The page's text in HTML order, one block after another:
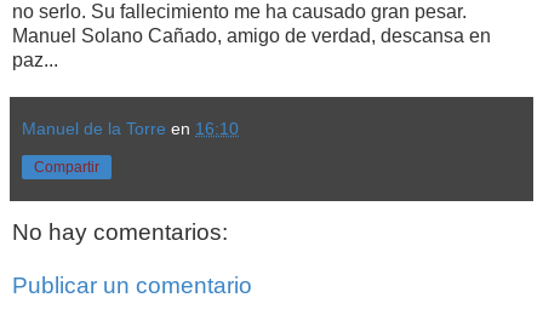
no serlo. Su fallecimiento me ha causado gran pesar.
Manuel Solano Cañado, amigo de verdad, descansa en
paz...
Manuel de la Torre en 16:10
Compartir
No hay comentarios:
Publicar un comentario